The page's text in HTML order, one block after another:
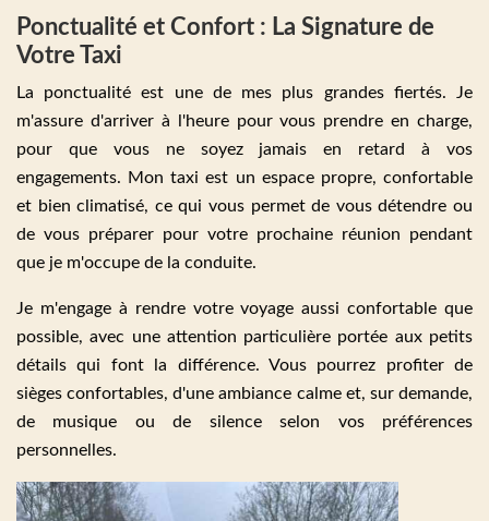
Ponctualité et Confort : La Signature de
Votre Taxi
La ponctualité est une de mes plus grandes fiertés. Je
m'assure d'arriver à l'heure pour vous prendre en charge,
pour que vous ne soyez jamais en retard à vos
engagements. Mon taxi est un espace propre, confortable
et bien climatisé, ce qui vous permet de vous détendre ou
de vous préparer pour votre prochaine réunion pendant
que je m'occupe de la conduite.
Je m'engage à rendre votre voyage aussi confortable que
possible, avec une attention particulière portée aux petits
détails qui font la différence. Vous pourrez profiter de
sièges confortables, d'une ambiance calme et, sur demande,
de musique ou de silence selon vos préférences
personnelles.